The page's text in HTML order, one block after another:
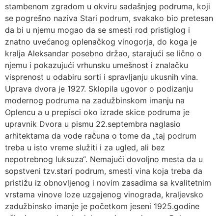
stambenom zgradom u okviru sadašnjeg podruma, koji
se pogrešno naziva Stari podrum, svakako bio pretesan
da bi u njemu mogao da se smesti rod pristiglog i
znatno uvećanog oplenačkog vinogorja, do koga je
kralja Aleksandar posebno držao, starajući se lično o
njemu i pokazujući vrhunsku umešnost i znalačku
visprenost u odabiru sorti i spravljanju ukusnih vina.
Uprava dvora je 1927. Sklopila ugovor o podizanju
modernog podruma na zadužbinskom imanju na
Oplencu a u prepisci oko izrade skice podruma je
upravnik Dvora u pismu 22.septembra naglasio
arhitektama da vode računa o tome da „taj podrum
treba u isto vreme služiti i za ugled, ali bez
nepotrebnog luksuza“. Nemajući dovoljno mesta da u
sopstveni tzv.stari podrum, smesti vina koja treba da
pristižu iz obnovljenog i novim zasadima sa kvalitetnim
vrstama vinove loze uzgajenog vinograda, kraljevsko
zadužbinsko imanje je početkom jeseni 1925.godine